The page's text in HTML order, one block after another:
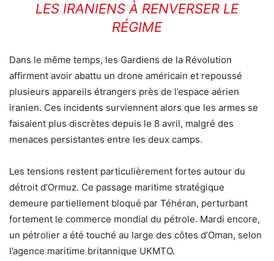
LES IRANIENS À RENVERSER LE
RÉGIME
Dans le même temps, les Gardiens de la Révolution
affirment avoir abattu un drone américain et repoussé
plusieurs appareils étrangers près de l’espace aérien
iranien. Ces incidents surviennent alors que les armes se
faisaient plus discrètes depuis le 8 avril, malgré des
menaces persistantes entre les deux camps.
Les tensions restent particulièrement fortes autour du
détroit d’Ormuz. Ce passage maritime stratégique
demeure partiellement bloqué par Téhéran, perturbant
fortement le commerce mondial du pétrole. Mardi encore,
un pétrolier a été touché au large des côtes d’Oman, selon
l’agence maritime britannique UKMTO.